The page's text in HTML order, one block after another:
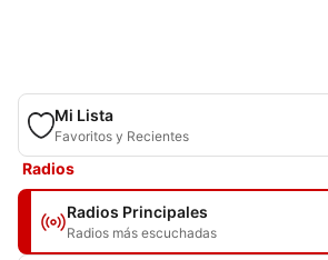
Mi Lista
Favoritos y Recientes
Radios
Radios Principales
Radios más escuchadas